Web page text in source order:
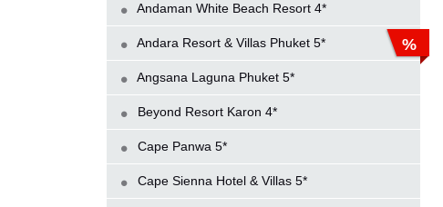
Andaman White Beach Resort 4*
Andara Resort & Villas Phuket 5*
Angsana Laguna Phuket 5*
Beyond Resort Karon 4*
Cape Panwa 5*
Cape Sienna Hotel & Villas 5*